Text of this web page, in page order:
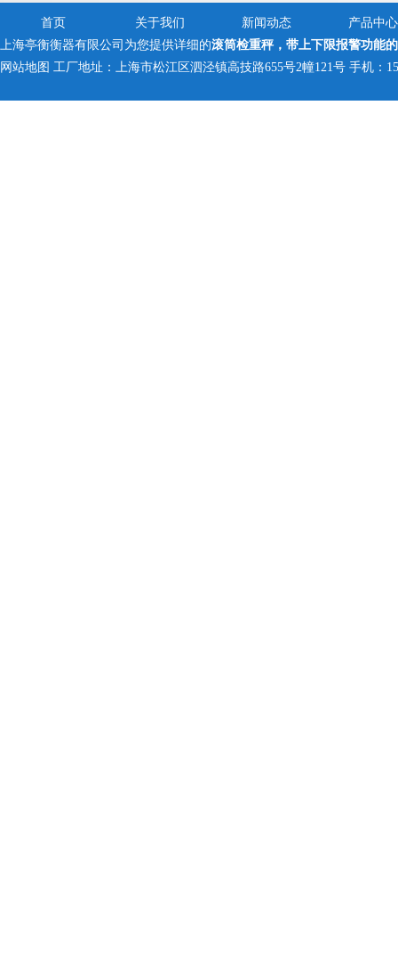
首页 关于我们 新闻动态
产品中心
上海亭衡衡器有限公司为您提供详细的滚筒检重秤，带上下限报警功能
网站地图 工厂地址：上海市松江区泗泾镇高技路655号2幢121号 手机：